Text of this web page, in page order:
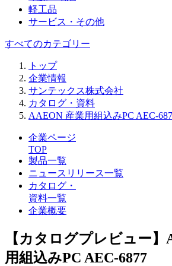
軽工品
サービス・その他
すべてのカテゴリー
トップ
企業情報
サンテックス株式会社
カタログ・資料
AAEON 産業用組込みPC AEC-
企業ページ
TOP
製品一覧
ニュースリリース一覧
カタログ・
資料一覧
企業概要
【カタログプレビュー
用組込みPC AEC-6877